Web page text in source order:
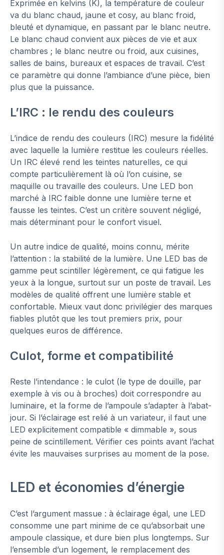
Exprimée en kelvins (K), la température de couleur
va du blanc chaud, jaune et cosy, au blanc froid,
bleuté et dynamique, en passant par le blanc neutre.
Le blanc chaud convient aux pièces de vie et aux
chambres ; le blanc neutre ou froid, aux cuisines,
salles de bains, bureaux et espaces de travail. C’est
ce paramètre qui donne l’ambiance d’une pièce, bien
plus que la puissance.
L’IRC : le rendu des couleurs
L’indice de rendu des couleurs (IRC) mesure la fidélité
avec laquelle la lumière restitue les couleurs réelles.
Un IRC élevé rend les teintes naturelles, ce qui
compte particulièrement là où l’on cuisine, se
maquille ou travaille des couleurs. Une LED bon
marché à IRC faible donne une lumière terne et
fausse les teintes. C’est un critère souvent négligé,
mais déterminant pour le confort visuel.
Un autre indice de qualité, moins connu, mérite
l’attention : la stabilité de la lumière. Une LED bas de
gamme peut scintiller légèrement, ce qui fatigue les
yeux à la longue, surtout sur un poste de travail. Les
modèles de qualité offrent une lumière stable et
confortable. Mieux vaut donc privilégier des marques
fiables plutôt que les tout premiers prix, pour
quelques euros de différence.
Culot, forme et compatibilité
Reste l’intendance : le culot (le type de douille, par
exemple à vis ou à broches) doit correspondre au
luminaire, et la forme de l’ampoule s’adapter à l’abat-
jour. Si l’éclairage est relié à un variateur, il faut une
LED explicitement compatible « dimmable », sous
peine de scintillement. Vérifier ces points avant l’achat
évite les mauvaises surprises au moment de la pose.
LED et économies d’énergie
C’est l’argument massue : à éclairage égal, une LED
consomme une part minime de ce qu’absorbait une
ampoule classique, et dure bien plus longtemps. Sur
l’ensemble d’un logement, le remplacement des